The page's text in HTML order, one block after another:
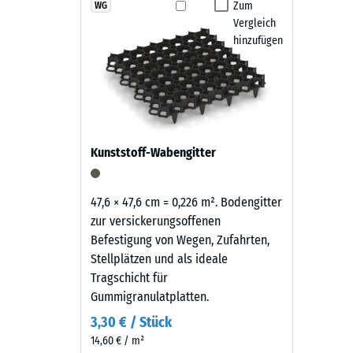
Die Fallschutz-Puzzlematten sind rutschhemmend,
abgekehrt oder mit einem Hochdruckreiniger
austauschen. Dadurch bleibt der Belag pflegeleicht
Produkten
schwarzes
Gummigranulat
Reifenverwertung
mit
einem
grasgrün
pigmentierten
Bindemittel
gleichmäßig
umhüllt.
Farbton
zeigt
Zum
Vergleich
hinzufügen
WG
Kunststoff-Wabengitter
47,6 × 47,6 cm = 0,226 m². Bodengitter
zur versickerungsoffenen
Befestigung von Wegen, Zufahrten,
Stellplätzen und als ideale
Tragschicht für
Gummigranulatplatten.
3,30 € / Stück
14,60 € / m²